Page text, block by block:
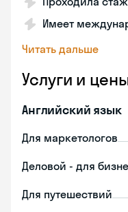
Имеет
Читать дальше
Услуги и
Английский язык
Для маркетологов
Деловой - для
Для путешествий